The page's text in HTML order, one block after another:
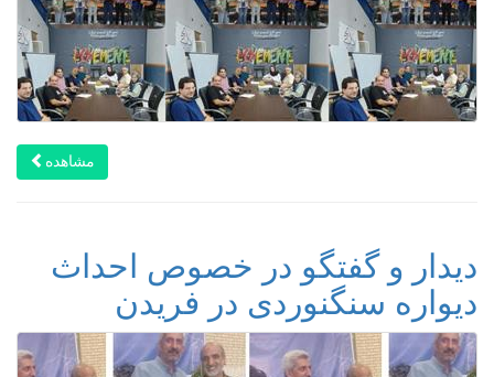
مشاهده
دیدار و گفتگو در خصوص احداث
دیواره سنگنوردی در فریدن